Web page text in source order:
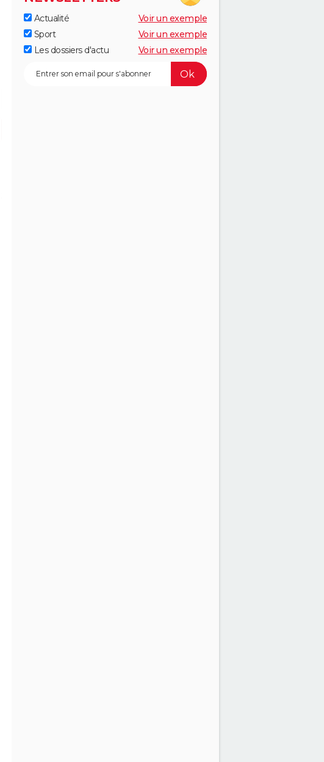
Actualité
Voir un exemple
Sport
Voir un exemple
Les dossiers d'actu
Voir un exemple